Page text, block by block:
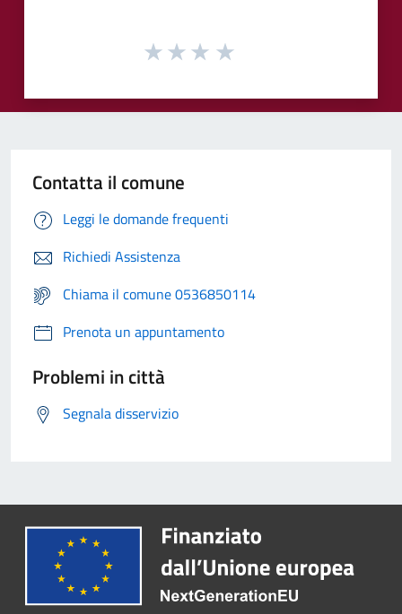
Contatta il comune
Leggi le domande frequenti
Richiedi Assistenza
Chiama il comune 0536850114
Prenota un appuntamento
Problemi in città
Segnala disservizio